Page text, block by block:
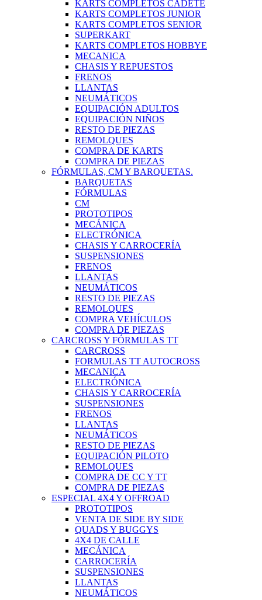
KARTS COMPLETOS CADETE
KARTS COMPLETOS JUNIOR
KARTS COMPLETOS SENIOR
SUPERKART
KARTS COMPLETOS HOBBYE
MECANICA
CHASIS Y REPUESTOS
FRENOS
LLANTAS
NEUMÁTICOS
EQUIPACIÓN ADULTOS
EQUIPACIÓN NIÑOS
RESTO DE PIEZAS
REMOLQUES
COMPRA DE KARTS
COMPRA DE PIEZAS
FÓRMULAS, CM Y BARQUETAS.
BARQUETAS
FÓRMULAS
CM
PROTOTIPOS
MECÁNICA
ELECTRÓNICA
CHASIS Y CARROCERÍA
SUSPENSIONES
FRENOS
LLANTAS
NEUMÁTICOS
RESTO DE PIEZAS
REMOLQUES
COMPRA VEHÍCULOS
COMPRA DE PIEZAS
CARCROSS Y FÓRMULAS TT
CARCROSS
FORMULAS TT AUTOCROSS
MECANICA
ELECTRÓNICA
CHASIS Y CARROCERÍA
SUSPENSIONES
FRENOS
LLANTAS
NEUMÁTICOS
RESTO DE PIEZAS
EQUIPACIÓN PILOTO
REMOLQUES
COMPRA DE CC Y TT
COMPRA DE PIEZAS
ESPECIAL 4X4 Y OFFROAD
PROTOTIPOS
VENTA DE SIDE BY SIDE
QUADS Y BUGGYS
4X4 DE CALLE
MECÁNICA
CARROCERÍA
SUSPENSIONES
LLANTAS
NEUMÁTICOS